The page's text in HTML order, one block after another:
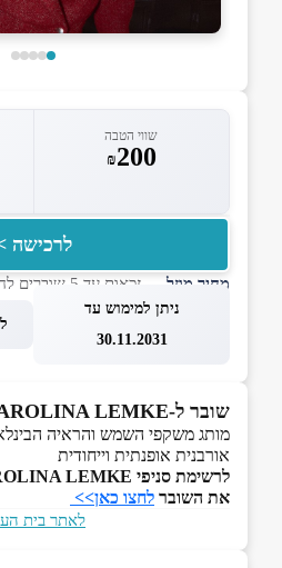
שווי הטבה
₪200
לרכישה
מחיר מוזל— זכאות עד 5 שוברים לחודש קלנדרי
ניתן למימוש עד
30.11.2031
שובר ל-CAROLINA LEMKE
מותג משקפי השמש והראיה
אורבנית אופנתית וייחודית
לרשימת סניפי CAROLINA LEMKE
את השובר לחצו כאן>>
לאתר בית